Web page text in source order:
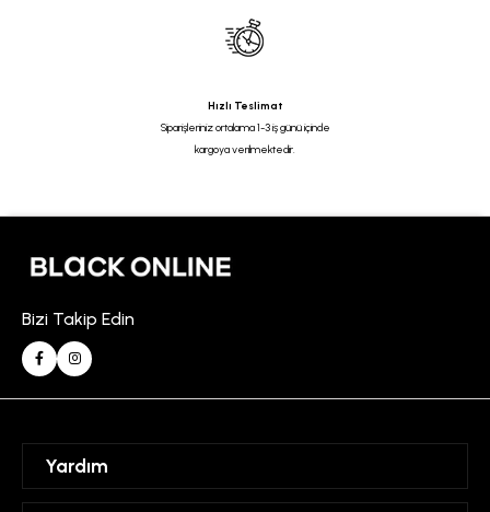
Hızlı Teslimat
Siparişleriniz ortalama 1-3 iş günü içinde
kargoya verilmektedir.
Bizi Takip Edin
Yardım